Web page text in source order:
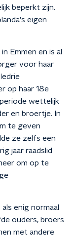
beperkt zijn.
eigen
Emmen en is al
voor haar
op haar 18e
wettelijk
en broertje. In
te geven
ze zelfs een
jaar raadslid
om op te
enig normaal
ouders, broers
met andere